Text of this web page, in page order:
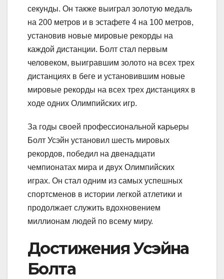
секунды. Он также выиграл золотую медаль
на 200 метров и в эстафете 4 на 100 метров,
установив новые мировые рекорды на
каждой дистанции. Болт стал первым
человеком, выигравшим золото на всех трех
дистанциях в беге и установившим новые
мировые рекорды на всех трех дистанциях в
ходе одних Олимпийских игр.
За годы своей профессиональной карьеры
Болт Усэйн установил шесть мировых
рекордов, победил на двенадцати
чемпионатах мира и двух Олимпийских
играх. Он стал одним из самых успешных
спортсменов в истории легкой атлетики и
продолжает служить вдохновением
миллионам людей по всему миру.
Достижения Усэйна
Болта